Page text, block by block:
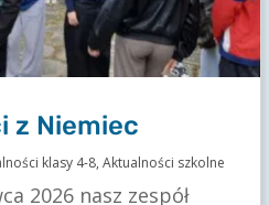
z Niemiec
klasy 4-8, Aktualności szkolne
2026 nasz zespół